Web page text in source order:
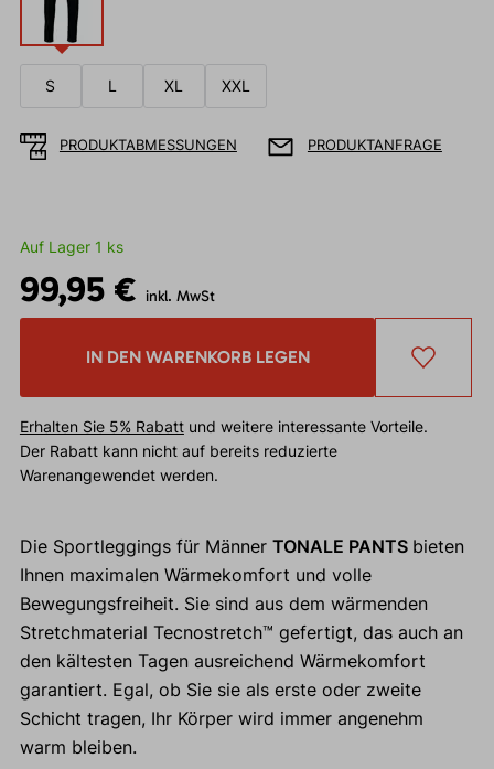
S L XL XXL
PRODUKTABMESSUNGEN PRODUKTANFRAGE
Auf Lager 1 ks
99,95 € inkl. MwSt
IN DEN WARENKORB LEGEN
Erhalten Sie 5% Rabattund weitere interessante Vorteile.
Der Rabatt kann nicht auf bereits reduzierte
Warenangewendet werden.
Die Sportleggings für Männer TONALE PANTS bieten
Ihnen maximalen Wärmekomfort und volle
Bewegungsfreiheit. Sie sind aus dem wärmenden
Stretchmaterial Tecnostretch™ gefertigt, das auch an
den kältesten Tagen ausreichend Wärmekomfort
garantiert. Egal, ob Sie sie als erste oder zweite
Schicht tragen, Ihr Körper wird immer angenehm
warm bleiben.